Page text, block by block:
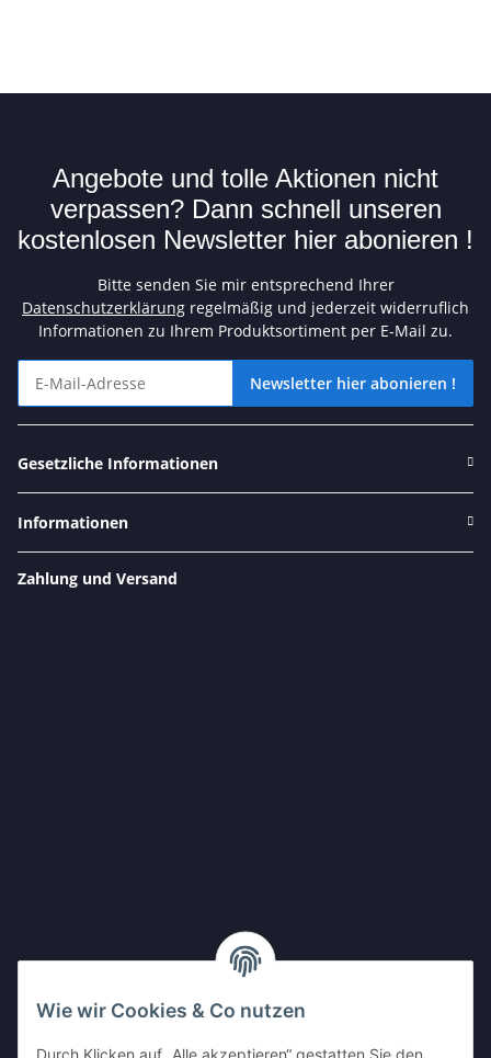
Wie wir Cookies & Co nutzen
Angebote und tolle Aktionen nicht
verpassen? Dann schnell unseren
kostenlosen Newsletter hier abonieren !
Bitte senden Sie mir entsprechend Ihrer
Datenschutzerklärung regelmäßig und jederzeit widerruflich
Informationen zu Ihrem Produktsortiment per E-Mail zu.
Newsletter hier abonieren !
Gesetzliche Informationen
Informationen
Zahlung und Versand